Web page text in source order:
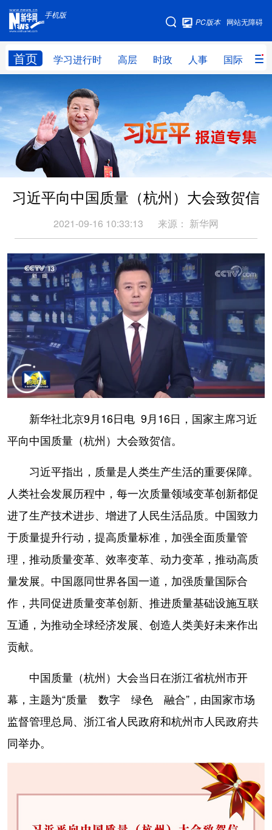
手机版
网站无障碍
PC版本
首页 学习进行时 高层 时政 人事 国际 财
手机版
网站地图
学习进行时 高层 人事
国际 财经 网评 港澳
台湾 思客智库 全球连线 教育
科技 科创 量子
文化 书画 健康 军事
视频 图片
食品 人居 信息化 数字经济
学术中国 乡村振兴 银龄
城市 旅游 能源 会展
彩票 悦读
公益 一带一路 亚太网 上市公司
文化产业
地方频道
北京 天津 河北 山西
辽宁 吉林 上海 江苏
浙江 安徽 福建 江西
广东 广西 海南
四川 贵州 云南 西藏
陕西 甘肃 青海 宁夏
新疆
多语种频道
English Español Français عربى
习近平向中国质量（杭州）大会致贺信
2021-09-16 10:33:13 来源： 新华网
新华社北京9月16日电 9月16日，国家主席习近
平向中国质量（杭州）大会致贺信。
习近平指出，质量是人类生产生活的重要保障。
人类社会发展历程中，每一次质量领域变革创新都促
进了生产技术进步、增进了人民生活品质。中国致力
于质量提升行动，提高质量标准，加强全面质量管
理，推动质量变革、效率变革、动力变革，推动高质
量发展。中国愿同世界各国一道，加强质量国际合
作，共同促进质量变革创新、推进质量基础设施互联
互通，为推动全球经济发展、创造人类美好未来作出
贡献。
中国质量（杭州）大会当日在浙江省杭州市开
幕，主题为“质量 数字 绿色 融合”，由国家市场
监督管理总局、浙江省人民政府和杭州市人民政府共
同举办。